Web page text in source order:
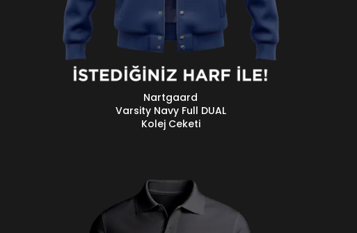
Nartgaard
Varsity Navy Full DUAL
Kolej Ceketi